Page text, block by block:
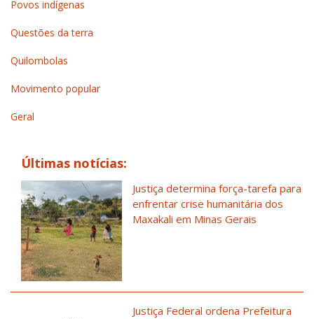
Povos indígenas
Questões da terra
Quilombolas
Movimento popular
Geral
Últimas notícias:
Justiça determina força-tarefa para
enfrentar crise humanitária dos
Maxakali em Minas Gerais
Justiça Federal ordena Prefeitura